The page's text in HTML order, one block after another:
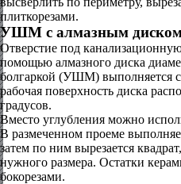
плиткорезами.
УШМ с алмазным
Отверстие под
помощью алмазного диска
болгаркой (УШМ) выполняется
рабочая поверхность диска
градусов.
Вместо углубления можно
В размеченном проеме
затем по ним вырезается
нужного размера. Остатки
бокорезами.